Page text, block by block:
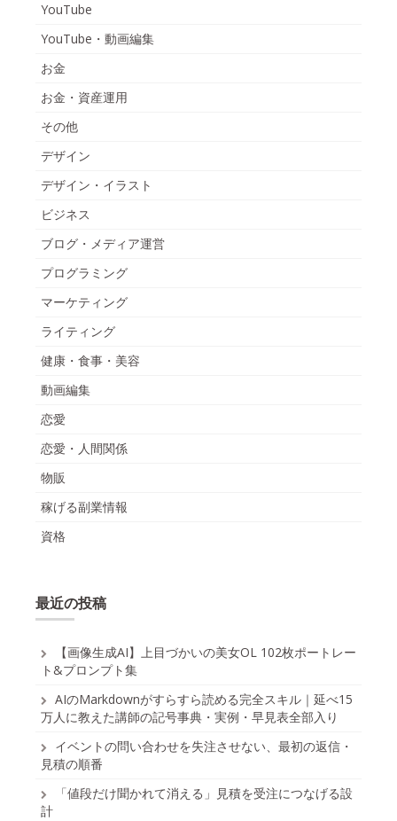
YouTube
YouTube・動画編集
お金
お金・資産運用
その他
デザイン
デザイン・イラスト
ビジネス
ブログ・メディア運営
プログラミング
マーケティング
ライティング
健康・食事・美容
動画編集
恋愛
恋愛・人間関係
物販
稼げる副業情報
資格
最近の投稿
【画像生成AI】上目づかいの美女OL 102枚ポートレー
ト&プロンプト集
AIのMarkdownがすらすら読める完全スキル｜延べ15
万人に教えた講師の記号事典・実例・早見表全部入り
イベントの問い合わせを失注させない、最初の返信・
見積の順番
「値段だけ聞かれて消える」見積を受注につなげる設
計